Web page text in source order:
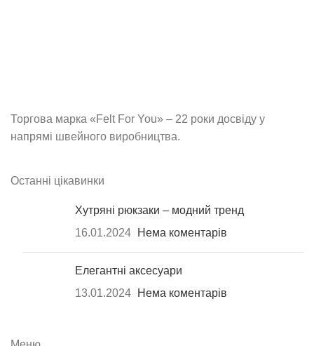
Торгова марка «Felt For You» – 22 роки досвіду у
напрямі швейного виробництва.
Останні цікавинки
Хутряні рюкзаки – модний тренд
16.01.2024
Нема коментарів
Елегантні аксесуари
13.01.2024
Нема коментарів